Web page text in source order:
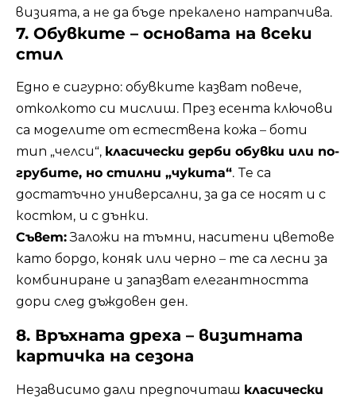
визията, а не да бъде прекалено натрапчива.
7. Обувките – основата на всеки
стил
Едно е сигурно: обувките казват повече,
отколкото си мислиш. През есента ключови
са моделите от естествена кожа – боти
тип „челси“, класически дерби обувки или по-
грубите, но стилни „чукита“. Те са
достатъчно универсални, за да се носят и с
костюм, и с дънки.
Съвет:Заложи на тъмни, наситени цветове
като бордо, коняк или черно – те са лесни за
комбиниране и запазват елегантността
дори след дъждовен ден.
8. Връхната дреха – визитната
картичка на сезона
Независимо дали предпочиташ класически